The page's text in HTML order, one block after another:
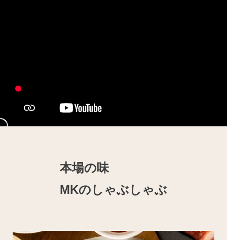
本場の味
MKのしゃぶしゃぶ